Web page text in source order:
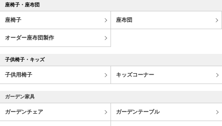
座椅子・座布団
座椅子 座布団
オーダー座布団製作
子供椅子・キッズ
子供用椅子 キッズコーナー
ガーデン家具
ガーデンチェア ガーデンテーブル